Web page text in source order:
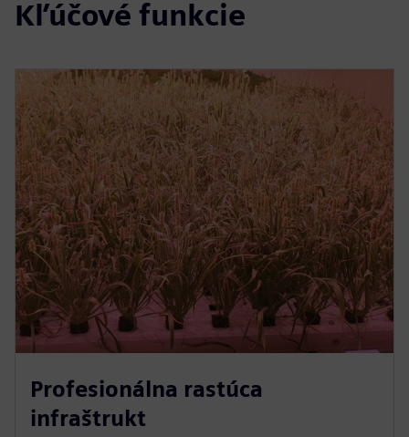
Kľúčové funkcie
Profesionálna rastúca
infraštrukt